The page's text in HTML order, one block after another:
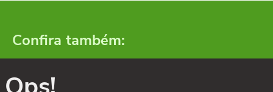
Confira também: